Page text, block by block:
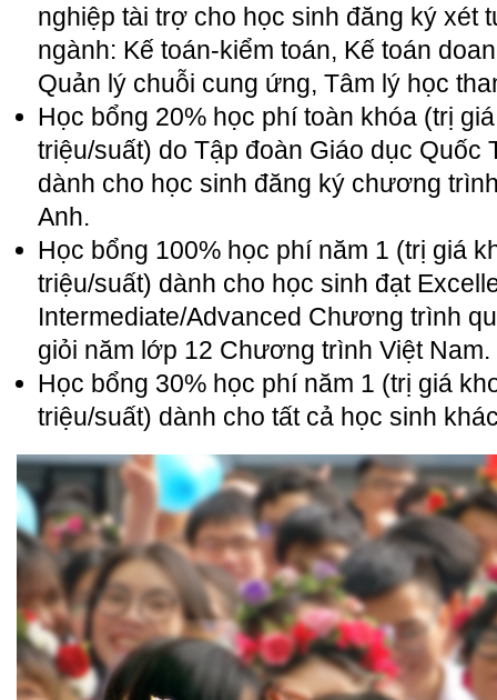
nghiệp tài trợ cho học sinh đăng ký xét
ngành: Kế toán-kiểm toán, Kế toán
Quản lý chuỗi cung ứng, Tâm lý học
Học bổng 20% học phí toàn khóa (trị
triệu/suất) do Tập đoàn Giáo dục Quốc
dành cho học sinh đăng ký chương
Anh.
Học bổng 100% học phí năm 1 (trị giá
triệu/suất) dành cho học sinh đạt
Intermediate/Advanced Chương trình
giỏi năm lớp 12 Chương trình Việt Nam.
Học bổng 30% học phí năm 1 (trị giá
triệu/suất) dành cho tất cả học sinh